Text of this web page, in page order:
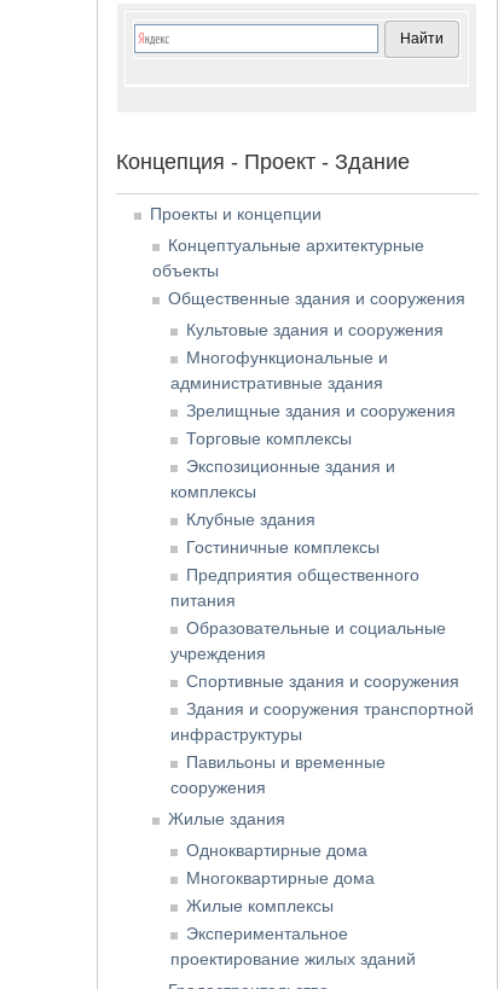
Концепция - Проект - Здание
Проекты и концепции
Концептуальные архитектурные
объекты
Общественные здания и сооружения
Культовые здания и сооружения
Многофункциональные и
административные здания
Зрелищные здания и сооружения
Торговые комплексы
Экспозиционные здания и
комплексы
Клубные здания
Гостиничные комплексы
Предприятия общественного
питания
Образовательные и социальные
учреждения
Спортивные здания и сооружения
Здания и сооружения транспортной
инфраструктуры
Павильоны и временные
сооружения
Жилые здания
Одноквартирные дома
Многоквартирные дома
Жилые комплексы
Экспериментальное
проектирование жилых зданий